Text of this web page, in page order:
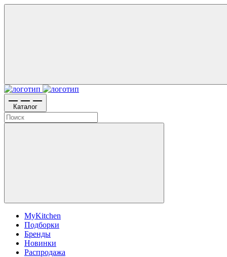
Каталог
MyKitchen
Подборки
Бренды
Новинки
Распродажа